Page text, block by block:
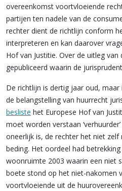
overeenkomst voortvloeiende
partijen ten nadele van de
rechter dient de richtlijn conform
interpreteren en kan daarover
Hof van Justitie. Over de uitleg van
gepubliceerd waarin de
De richtlijn is dertig jaar oud,
de belangstelling van huurrecht
besliste het Europese Hof van
moet worden verstaan
oneerlijk is, de rechter het niet zelf
beding. Het oordeel had
woonruimte 2003 waarin een niet
boete stond op het niet-nakomen
voortvloeiende uit de